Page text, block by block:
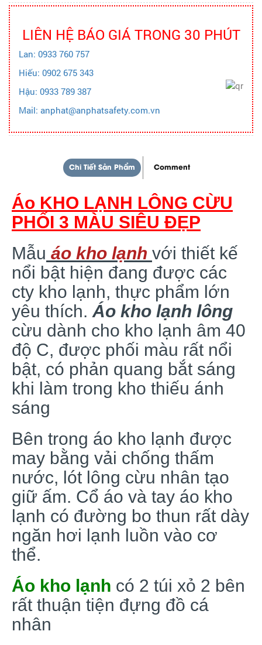
LIÊN HỆ BÁO GIÁ TRONG 30 PHÚT
Lan: 0933 760 757
Hiếu: 0902 675 343
Hậu: 0933 789 387
Mail: anphat@anphatsafety.com.vn
Chi Tiết Sản Phẩm Comment
Áo KHO LẠNH LÔNG CỪU
PHỐI 3 MÀU SIÊU ĐẸP
Mẫu áo kho lạnh với thiết kế
nổi bật hiện đang được các
cty kho lạnh, thực phẩm lớn
yêu thích. Áo kho lạnh lông
cừu dành cho kho lạnh âm 40
độ C, được phối màu rất nổi
bật, có phản quang bắt sáng
khi làm trong kho thiếu ánh
sáng
Bên trong áo kho lạnh được
may bằng vải chống thấm
nước, lót lông cừu nhân tạo
giữ ấm. Cổ áo và tay áo kho
lạnh có đường bo thun rất dày
ngăn hơi lạnh luồn vào cơ
thể.
Áo kho lạnh có 2 túi xỏ 2 bên
rất thuận tiện đựng đồ cá
nhân